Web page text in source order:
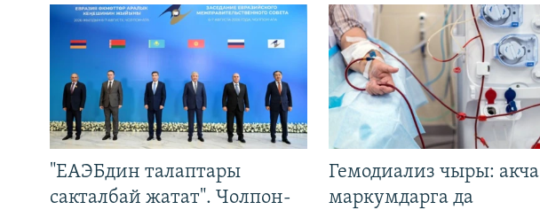
"ЕАЭБдин талаптары
сакталбай жатат". Чолпон-
Гемодиализ чыры: акча
маркумдарга да